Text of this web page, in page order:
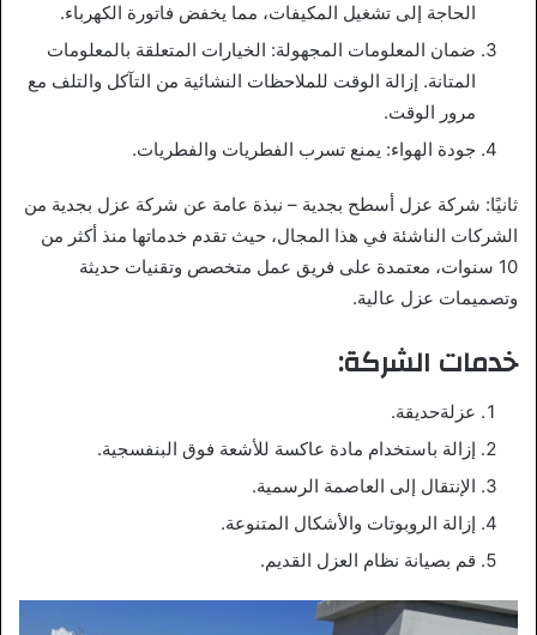
الحاجة إلى تشغيل المكيفات، مما يخفض فاتورة الكهرباء.
ضمان المعلومات المجهولة: الخيارات المتعلقة بالمعلومات
المتانة. إزالة الوقت للملاحظات النشائية من التآكل والتلف مع
مرور الوقت.
جودة الهواء: يمنع تسرب الفطريات والفطريات.
ثانيًا: شركة عزل أسطح بجدية – نبذة عامة عن شركة عزل بجدية من
الشركات الناشئة في هذا المجال، حيث تقدم خدماتها منذ أكثر من
10 سنوات، معتمدة على فريق عمل متخصص وتقنيات حديثة
وتصميمات عزل عالية.
خدمات الشركة:
عزلةحديقة.
إزالة باستخدام مادة عاكسة للأشعة فوق البنفسجية.
الإنتقال إلى العاصمة الرسمية.
إزالة الروبوتات والأشكال المتنوعة.
قم بصيانة نظام العزل القديم.